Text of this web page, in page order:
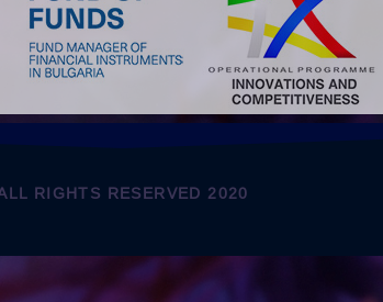
RIGHTS RESERVED 2020